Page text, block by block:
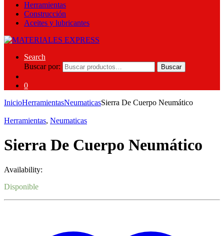
Herramientas
Construcción
Aceites y lubricantes
Search
Buscar por:
Buscar
0
InicioHerramientasNeumaticasSierra De Cuerpo Neumático
Herramientas, Neumaticas
Sierra De Cuerpo Neumático
Availability:
Disponible